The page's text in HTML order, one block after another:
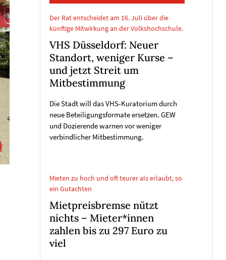
Der Rat entscheidet am 16. Juli über die
künftige Mitwirkung an der Volkshochschule.
VHS Düsseldorf: Neuer
Standort, weniger Kurse –
und jetzt Streit um
Mitbestimmung
Die Stadt will das VHS-Kuratorium durch
neue Beteiligungsformate ersetzen. GEW
und Dozierende warnen vor weniger
verbindlicher Mitbestimmung.
Mieten zu hoch und oft teurer als erlaubt, so
ein Gutachten
Mietpreisbremse nützt
nichts – Mieter*innen
zahlen bis zu 297 Euro zu
viel